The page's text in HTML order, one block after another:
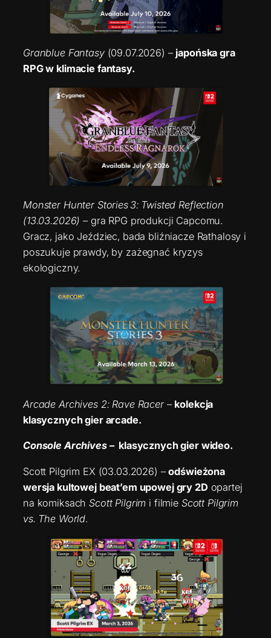
Granblue Fantasy(09.07.2026) – japońska gra
RPG w klimacie fantasy.
Monster Hunter Stories 3: Twisted Reflection
(13.03.2026) – gra RPG produkcji Capcomu.
Gracz, jako Jeździec, bada bliźniacze Rathalosy i
poszukuje prawdy, by zażegnać kryzys
ekologiczny.
Arcade Archives 2: Rave Racer– kolekcja
klasycznych gier arcade.
Console Archives– klasycznych gier wideo.
Scott Pilgrim EX (03.03.2026) –odświeżona
wersja kultowej beat’em upowej gry 2D opartej
na komiksachScott Pilgrim i filmie Scott Pilgrim
vs. The World.